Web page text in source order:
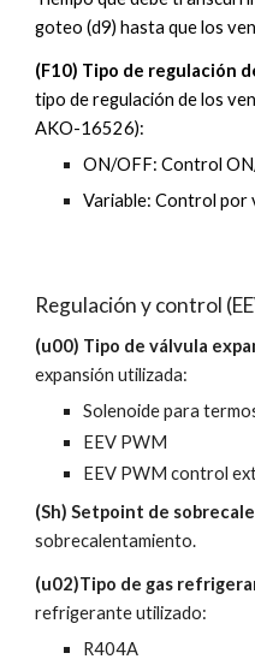
goteo (d9) hasta que los
(F10) Tipo de regulación
tipo de regulación de los
AKO-16526):
ON/OFF: Control
Variable: Control por
Regulación y control (
(u00) Tipo de válvula
expansión utilizada:
Solenoide para
EEV PWM
EEV PWM control
(Sh) Setpoint de
sobrecalentamiento.
(u02)Tipo de gas
refrigerante utilizado:
R404A